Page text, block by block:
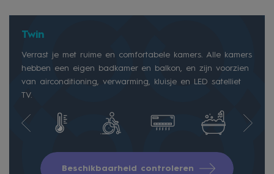
Twin
Verrast je met ruime en comfortabele kamers. Alle kamers
hebben een eigen badkamer en balkon, en zijn voorzien
van airconditioning, verwarming, kluisje en LED satelliet
TV.
Beschikbaarheid controleren